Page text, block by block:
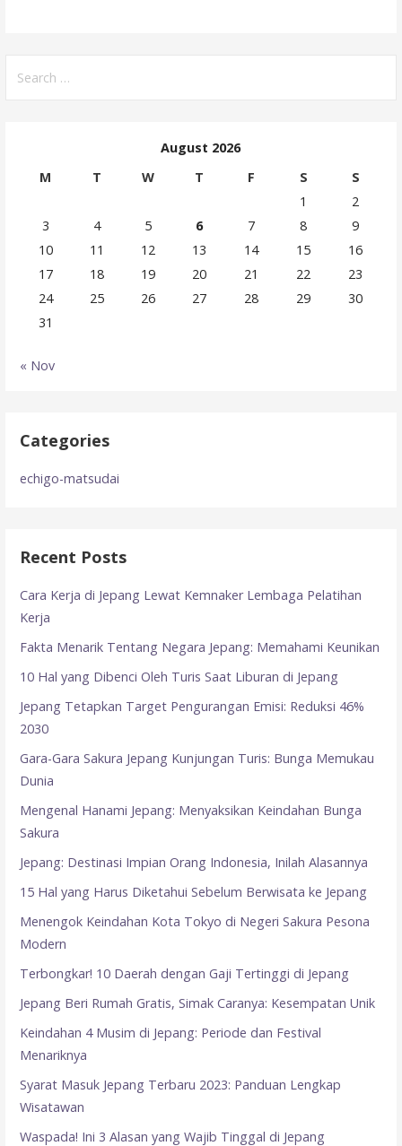
for:
August 2026
M
T W T F S
S
1
2
3
4 5 6 7 8
9
10
11 12 13 14 15
16
17
18 19 20 21 22
23
24
25 26 27 28 29
30
31
« Nov
Categories
echigo-matsudai
Recent Posts
Cara Kerja di Jepang Lewat Kemnaker Lembaga Pelatihan
Kerja
Fakta Menarik Tentang Negara Jepang: Memahami Keunikan
10 Hal yang Dibenci Oleh Turis Saat Liburan di Jepang
Jepang Tetapkan Target Pengurangan Emisi: Reduksi 46%
2030
Gara-Gara Sakura Jepang Kunjungan Turis: Bunga Memukau
Dunia
Mengenal Hanami Jepang: Menyaksikan Keindahan Bunga
Sakura
Jepang: Destinasi Impian Orang Indonesia, Inilah Alasannya
15 Hal yang Harus Diketahui Sebelum Berwisata ke Jepang
Menengok Keindahan Kota Tokyo di Negeri Sakura Pesona
Modern
Terbongkar! 10 Daerah dengan Gaji Tertinggi di Jepang
Jepang Beri Rumah Gratis, Simak Caranya: Kesempatan Unik
Keindahan 4 Musim di Jepang: Periode dan Festival
Menariknya
Syarat Masuk Jepang Terbaru 2023: Panduan Lengkap
Wisatawan
Waspada! Ini 3 Alasan yang Wajib Tinggal di Jepang